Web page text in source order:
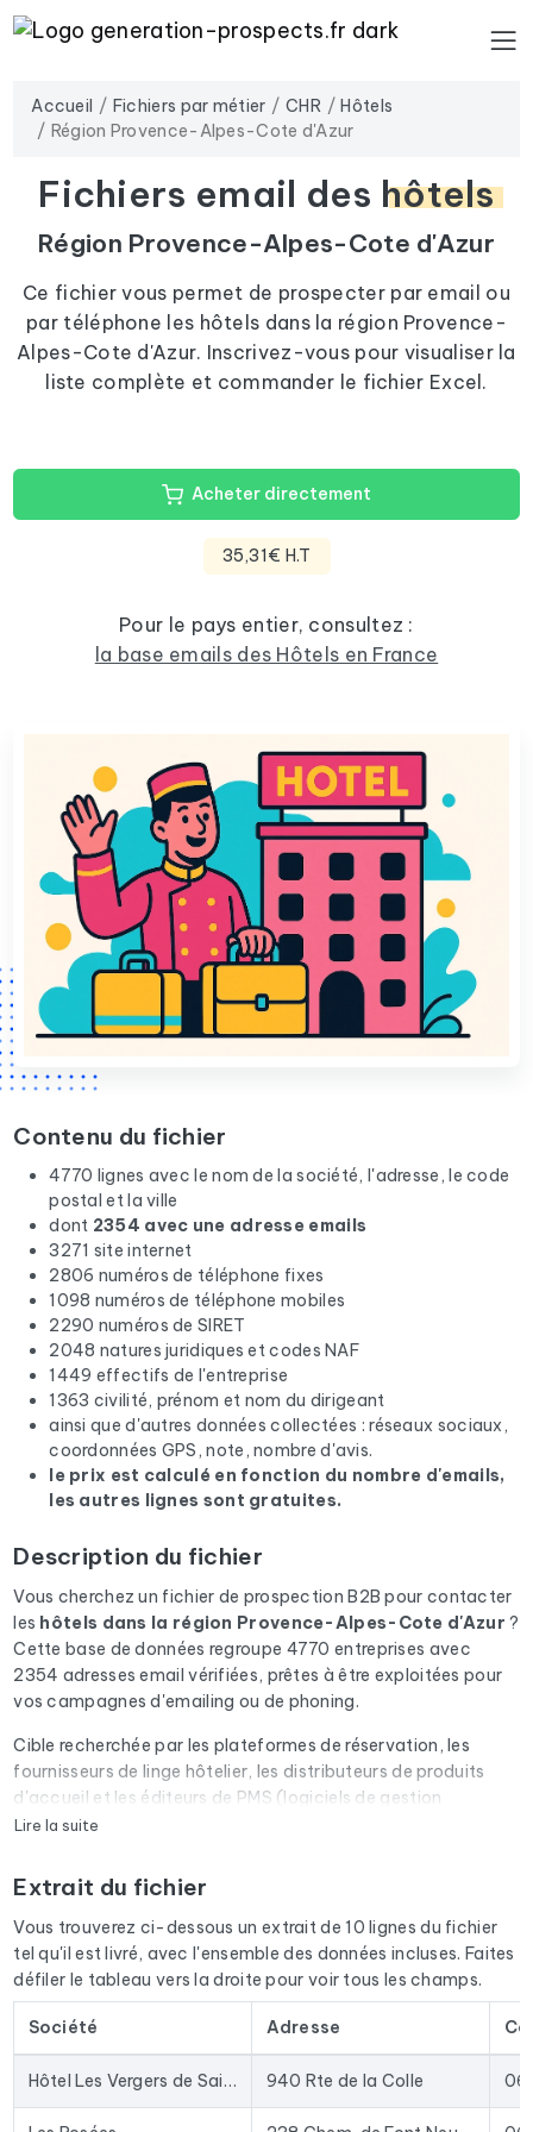
Accueil Fichiers par métier CHR
Hôtels
Région Provence-Alpes-Cote d'Azur
Fichiers email des hôtels
Région Provence-Alpes-Cote d'Azur
Ce fichier vous permet de prospecter par email ou
par téléphone les hôtels dans la région Provence-
Alpes-Cote d'Azur. Inscrivez-vous pour visualiser la
liste complète et commander le fichier Excel.
Acheter directement
35,31€ H.T
Pour le pays entier, consultez :
la base emails des Hôtels en France
Contenu du fichier
4770 lignes avec le nom de la société, l'adresse, le code
postal et la ville
dont 2354 avec une adresse emails
3271 site internet
2806 numéros de téléphone fixes
1098 numéros de téléphone mobiles
2290 numéros de SIRET
2048 natures juridiques et codes NAF
1449 effectifs de l'entreprise
1363 civilité, prénom et nom du dirigeant
ainsi que d'autres données collectées : réseaux sociaux,
coordonnées GPS, note, nombre d'avis.
le prix est calculé en fonction du nombre d'emails,
les autres lignes sont gratuites.
Description du fichier
Vous cherchez un fichier de prospection B2B pour contacter
les hôtels dans la région Provence-Alpes-Cote d'Azur ?
Cette base de données regroupe 4770 entreprises avec
2354 adresses email vérifiées, prêtes à être exploitées pour
vos campagnes d'emailing ou de phoning.
Cible recherchée par les plateformes de réservation, les
fournisseurs de linge hôtelier, les distributeurs de produits
d'accueil et les éditeurs de PMS (logiciels de gestion
hôtelière). Secteur à forte saisonnalité.
automatique via Cleanmylist.email avant d'être inclus. Les
adresses invalides, les boîtes pleines et les domaines expirés
sont retirés. Résultat : un taux de bounce bas et des
campagnes qui arrivent en boîte de réception.
Le fichier ne se limite pas aux emails. Pour chaque entreprise,
téléphone fixe et mobile quand il est disponible, du site
internet et des réseaux sociaux. En France, nous enrichissons
les données avec le numéro SIRET, le code NAF, la nature
Lire la suite
Extrait du fichier
Vous trouverez ci-dessous un extrait de 10 lignes du fichier
tel qu'il est livré, avec l'ensemble des données incluses. Faites
défiler le tableau vers la droite pour voir tous les champs.
Société Adresse
Hôtel Les Vergers de Saint Paul 940 Rte de la Colle